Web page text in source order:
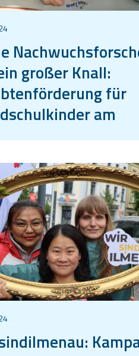
großer Knall:
für
am